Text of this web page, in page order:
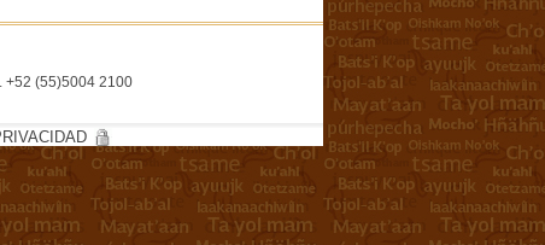
+52 (55)5004 2100